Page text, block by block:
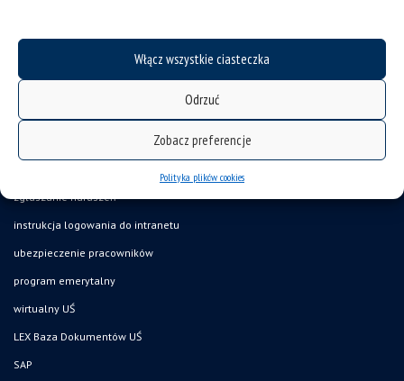
Włącz wszystkie ciasteczka
Odrzuć
Zobacz preferencje
Polityka plików cookies
deklaracja dostępności
mapa strony
zgłaszanie naruszeń
instrukcja logowania do intranetu
ubezpieczenie pracowników
program emerytalny
wirtualny UŚ
LEX Baza Dokumentów UŚ
SAP